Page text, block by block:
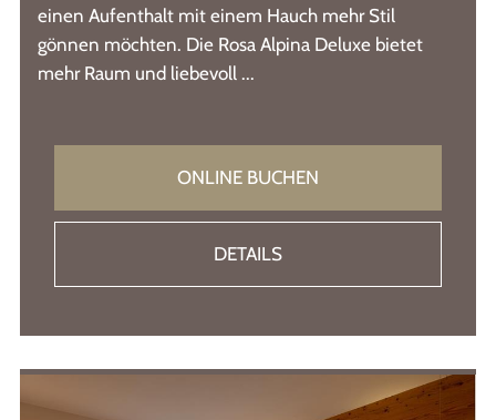
einen Aufenthalt mit einem Hauch mehr Stil
gönnen möchten. Die Rosa Alpina Deluxe bietet
mehr Raum und liebevoll ...
ONLINE BUCHEN
DETAILS